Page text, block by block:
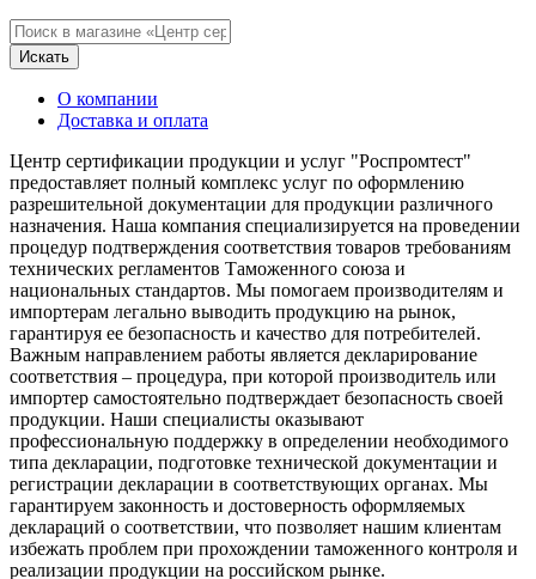
Искать
О компании
Доставка и оплата
Центр сертификации продукции и услуг "Роспромтест"
предоставляет полный комплекс услуг по оформлению
разрешительной документации для продукции различного
назначения. Наша компания специализируется на проведении
процедур подтверждения соответствия товаров требованиям
технических регламентов Таможенного союза и
национальных стандартов. Мы помогаем производителям и
импортерам легально выводить продукцию на рынок,
гарантируя ее безопасность и качество для потребителей.
Важным направлением работы является декларирование
соответствия – процедура, при которой производитель или
импортер самостоятельно подтверждает безопасность своей
продукции. Наши специалисты оказывают
профессиональную поддержку в определении необходимого
типа декларации, подготовке технической документации и
регистрации декларации в соответствующих органах. Мы
гарантируем законность и достоверность оформляемых
деклараций о соответствии, что позволяет нашим клиентам
избежать проблем при прохождении таможенного контроля и
реализации продукции на российском рынке.